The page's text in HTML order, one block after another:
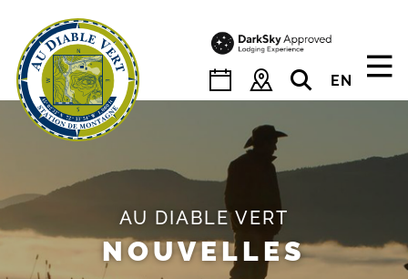
content
EN
AU DIABLE VERT
NOUVELLES